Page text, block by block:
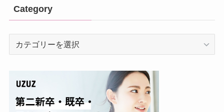
Category
Category